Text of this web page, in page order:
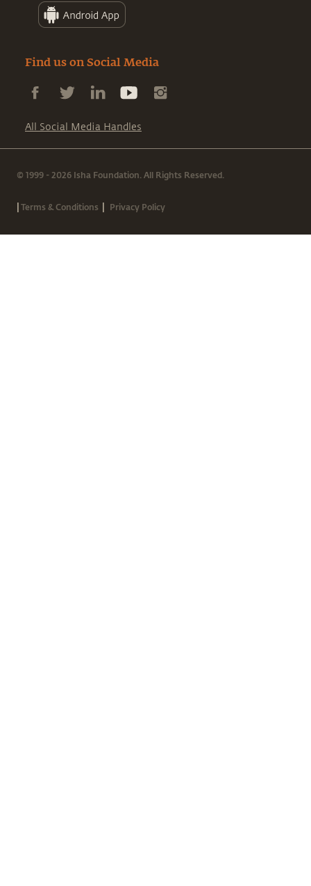
Find us on Social Media
All Social Media Handles
© 1999 - 2026 Isha Foundation. All Rights Reserved.
|Terms & Conditions | Privacy Policy